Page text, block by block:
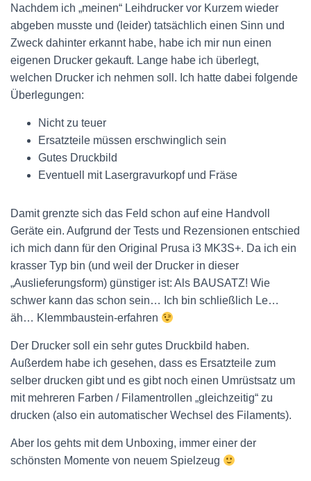
Nachdem ich „meinen“ Leihdrucker vor Kurzem wieder
abgeben musste und (leider) tatsächlich einen Sinn und
Zweck dahinter erkannt habe, habe ich mir nun einen
eigenen Drucker gekauft. Lange habe ich überlegt,
welchen Drucker ich nehmen soll. Ich hatte dabei folgende
Überlegungen:
Nicht zu teuer
Ersatzteile müssen erschwinglich sein
Gutes Druckbild
Eventuell mit Lasergravurkopf und Fräse
Damit grenzte sich das Feld schon auf eine Handvoll
Geräte ein. Aufgrund der Tests und Rezensionen entschied
ich mich dann für den Original Prusa i3 MK3S+. Da ich ein
krasser Typ bin (und weil der Drucker in dieser
„Auslieferungsform) günstiger ist: Als BAUSATZ! Wie
schwer kann das schon sein… Ich bin schließlich Le…
äh… Klemmbaustein-erfahren
Der Drucker soll ein sehr gutes Druckbild haben.
Außerdem habe ich gesehen, dass es Ersatzteile zum
selber drucken gibt und es gibt noch einen Umrüstsatz um
mit mehreren Farben / Filamentrollen „gleichzeitig“ zu
drucken (also ein automatischer Wechsel des Filaments).
Aber los gehts mit dem Unboxing, immer einer der
schönsten Momente von neuem Spielzeug